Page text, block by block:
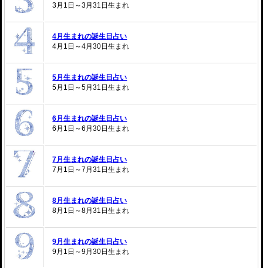
3月1日～3月31日生まれ
4月生まれの誕生日占い
4月1日～4月30日生まれ
5月生まれの誕生日占い
5月1日～5月31日生まれ
6月生まれの誕生日占い
6月1日～6月30日生まれ
7月生まれの誕生日占い
7月1日～7月31日生まれ
8月生まれの誕生日占い
8月1日～8月31日生まれ
9月生まれの誕生日占い
9月1日～9月30日生まれ